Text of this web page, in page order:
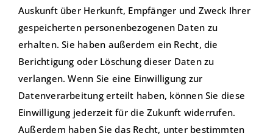
Auskunft über Herkunft, Empfänger und Zweck Ihrer
gespeicherten personenbezogenen Daten zu
erhalten. Sie haben außerdem ein Recht, die
Berichtigung oder Löschung dieser Daten zu
verlangen. Wenn Sie eine Einwilligung zur
Datenverarbeitung erteilt haben, können Sie diese
Einwilligung jederzeit für die Zukunft widerrufen.
Außerdem haben Sie das Recht, unter bestimmten